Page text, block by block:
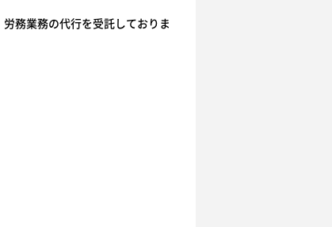
務業務の代行を受託しておりま